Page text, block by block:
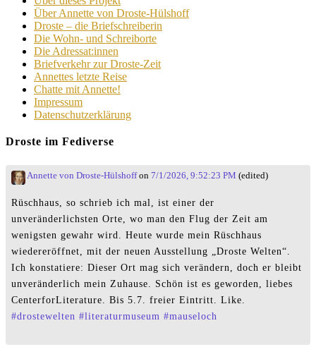
Über Annette von Droste-Hülshoff
Droste – die Briefschreiberin
Die Wohn- und Schreiborte
Die Adressat:innen
Briefverkehr zur Droste-Zeit
Annettes letzte Reise
Chatte mit Annette!
Impressum
Datenschutzerklärung
Droste im Fediverse
Annette von Droste-Hülshoffon 7/1/2026, 9:52:23 PM (edited)
Rüschhaus, so schrieb ich mal, ist einer der
unveränderlichsten Orte, wo man den Flug der Zeit am
wenigsten gewahr wird. Heute wurde mein Rüschhaus
wiedereröffnet, mit der neuen Ausstellung „Droste Welten“.
Ich konstatiere: Dieser Ort mag sich verändern, doch er bleibt
unveränderlich mein Zuhause. Schön ist es geworden, liebes
CenterforLiterature. Bis 5.7. freier Eintritt. Like.
#drostewelten #literaturmuseum #mauseloch